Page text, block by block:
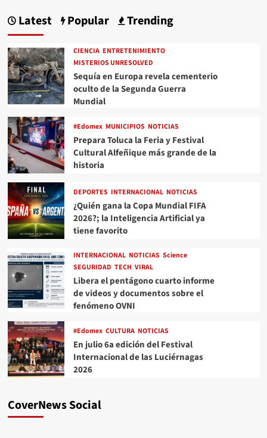
Latest Popular Trending
CIENCIA ENTRETENIMIENTO
MISTERIOS UNRESOLVED
Sequía en Europa revela cementerio
oculto de la Segunda Guerra
Mundial
#Edomex MUNICIPIOS NOTICIAS
Prepara Toluca la Feria y Festival
Cultural Alfeñique más grande de la
historia
DEPORTES INTERNACIONAL NOTICIAS
¿Quién gana la Copa Mundial FIFA
2026?; la Inteligencia Artificial ya
tiene favorito
INTERNACIONAL NOTICIAS Science
SEGURIDAD TECH VIRAL
Libera el pentágono cuarto informe
de videos y documentos sobre el
fenómeno OVNI
#Edomex CULTURA NOTICIAS
En julio 6a edición del Festival
Internacional de las Luciérnagas
2026
CoverNews Social